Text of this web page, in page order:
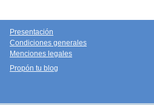
Presentación
Condiciones generales
Menciones legales
Propón tu blog